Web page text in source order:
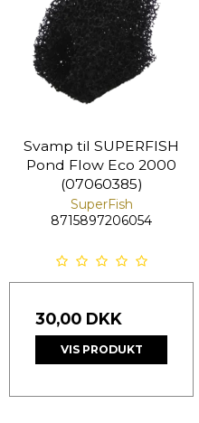
Svamp til SUPERFISH
Pond Flow Eco 2000
(07060385)
SuperFish
8715897206054
30,00 DKK
VIS PRODUKT